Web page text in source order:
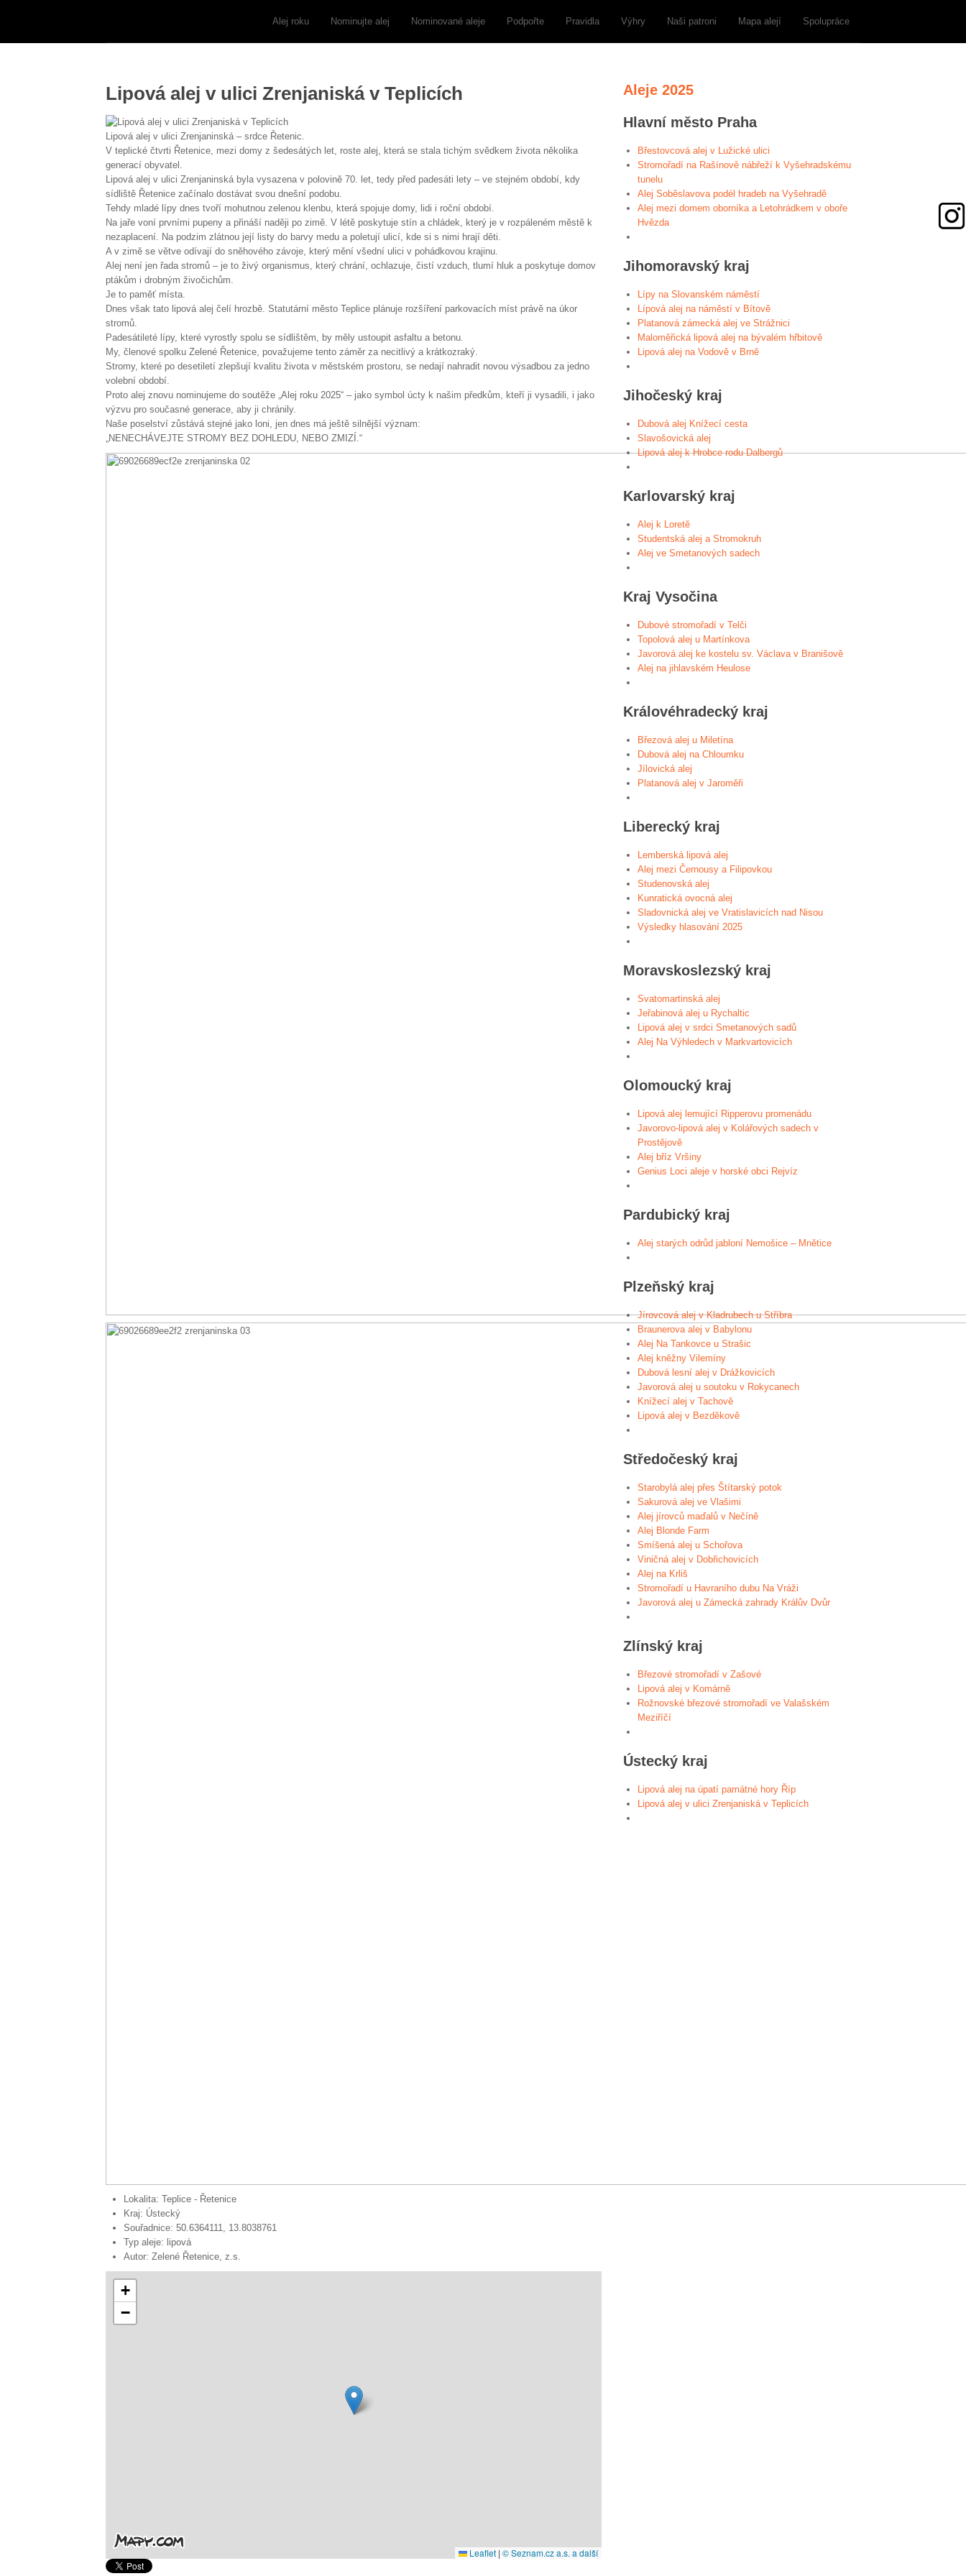
Alej roku Nominujte alej Nominované aleje Podpořte Pravidla Výhry Naši patroni Mapa alejí Spolupráce
Lipová alej v ulici Zrenjaniská v Teplicích
Lipová alej v ulici Zrenjaninská – srdce Řetenic.
V teplické čtvrti Řetenice, mezi domy z šedesátých let, roste alej, která se stala tichým svědkem života několika
generací obyvatel.
Lipová alej v ulici Zrenjaninská byla vysazena v polovině 70. let, tedy před padesáti lety – ve stejném období, kdy
sídliště Řetenice začínalo dostávat svou dnešní podobu.
Tehdy mladé lípy dnes tvoří mohutnou zelenou klenbu, která spojuje domy, lidi i roční období.
Na jaře voní prvními pupeny a přináší naději po zimě. V létě poskytuje stín a chládek, který je v rozpáleném městě k
nezaplacení. Na podzim zlátnou její listy do barvy medu a poletují ulicí, kde si s nimi hrají děti.
A v zimě se větve odívají do sněhového závoje, který mění všední ulici v pohádkovou krajinu.
Alej není jen řada stromů – je to živý organismus, který chrání, ochlazuje, čistí vzduch, tlumí hluk a poskytuje domov
ptákům i drobným živočichům.
Je to paměť místa.
Dnes však tato lipová alej čelí hrozbě. Statutární město Teplice plánuje rozšíření parkovacích míst právě na úkor
stromů.
Padesátileté lípy, které vyrostly spolu se sídlištěm, by měly ustoupit asfaltu a betonu.
My, členové spolku Zelené Řetenice, považujeme tento záměr za necitlivý a krátkozraký.
Stromy, které po desetiletí zlepšují kvalitu života v městském prostoru, se nedají nahradit novou výsadbou za jedno
volební období.
Proto alej znovu nominujeme do soutěže „Alej roku 2025“ – jako symbol úcty k našim předkům, kteří ji vysadili, i jako
výzvu pro současné generace, aby ji chránily.
Naše poselství zůstává stejné jako loni, jen dnes má ještě silnější význam:
„NENECHÁVEJTE STROMY BEZ DOHLEDU, NEBO ZMIZÍ.“
Lokalita: Teplice - Řetenice
Kraj: Ústecký
Souřadnice: 50.6364111, 13.8038761
Typ aleje: lipová
Autor: Zelené Řetenice, z.s.
+
−
Leaflet | © Seznam.cz a.s. a další
Aleje 2025
Hlavní město Praha
Břestovcová alej v Lužické ulici
Stromořadí na Rašínově nábřeží k Vyšehradskému
tunelu
Alej Soběslavova podél hradeb na Vyšehradě
Alej mezi domem oborníka a Letohrádkem v oboře
Hvězda
Jihomoravský kraj
Lípy na Slovanském náměstí
Lípová alej na náměstí v Bítově
Platanová zámecká alej ve Strážnici
Maloměřická lipová alej na bývalém hřbitově
Lipová alej na Vodově v Brně
Jihočeský kraj
Dubová alej Knížecí cesta
Slavošovická alej
Lipová alej k Hrobce rodu Dalbergů
Karlovarský kraj
Alej k Loretě
Studentská alej a Stromokruh
Alej ve Smetanových sadech
Kraj Vysočina
Dubové stromořadí v Telči
Topolová alej u Martínkova
Javorová alej ke kostelu sv. Václava v Branišově
Alej na jihlavském Heulose
Královéhradecký kraj
Březová alej u Miletína
Dubová alej na Chloumku
Jílovická alej
Platanová alej v Jaroměři
Liberecký kraj
Lemberská lipová alej
Alej mezi Černousy a Filipovkou
Studenovská alej
Kunratická ovocná alej
Sladovnická alej ve Vratislavicích nad Nisou
Výsledky hlasování 2025
Moravskoslezský kraj
Svatomartinská alej
Jeřabinová alej u Rychaltic
Lipová alej v srdci Smetanových sadů
Alej Na Výhledech v Markvartovicích
Olomoucký kraj
Lipová alej lemující Ripperovu promenádu
Javorovo-lipová alej v Kolářových sadech v
Prostějově
Alej bříz Vršiny
Genius Loci aleje v horské obci Rejvíz
Pardubický kraj
Alej starých odrůd jabloní Nemošice – Mnětice
Plzeňský kraj
Jírovcová alej v Kladrubech u Stříbra
Braunerova alej v Babylonu
Alej Na Tankovce u Strašic
Alej kněžny Vilemíny
Dubová lesní alej v Drážkovicích
Javorová alej u soutoku v Rokycanech
Knížecí alej v Tachově
Lipová alej v Bezděkově
Středočeský kraj
Starobylá alej přes Štítarský potok
Sakurová alej ve Vlašimi
Alej jírovců maďalů v Nečíně
Alej Blonde Farm
Smíšená alej u Schořova
Viničná alej v Dobřichovicích
Alej na Krliš
Stromořadí u Havraního dubu Na Vráži
Javorová alej u Zámecká zahrady Králův Dvůr
Zlínský kraj
Březové stromořadí v Zašové
Lipová alej v Komárně
Rožnovské březové stromořadí ve Valašském
Meziříčí
Ústecký kraj
Lipová alej na úpatí památné hory Říp
Lipová alej v ulici Zrenjaniská v Teplicích